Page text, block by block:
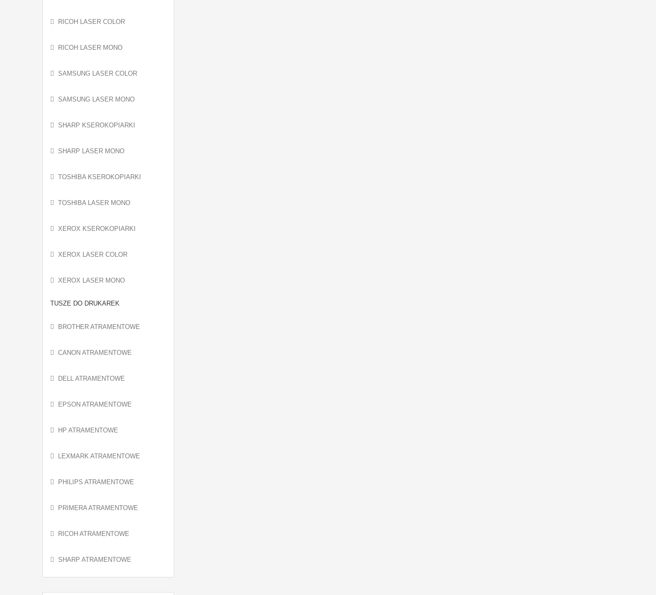
RICOH LASER COLOR
RICOH LASER MONO
SAMSUNG LASER COLOR
SAMSUNG LASER MONO
SHARP KSEROKOPIARKI
SHARP LASER MONO
TOSHIBA KSEROKOPIARKI
TOSHIBA LASER MONO
XEROX KSEROKOPIARKI
XEROX LASER COLOR
XEROX LASER MONO
TUSZE DO DRUKAREK
BROTHER ATRAMENTOWE
CANON ATRAMENTOWE
DELL ATRAMENTOWE
EPSON ATRAMENTOWE
HP ATRAMENTOWE
LEXMARK ATRAMENTOWE
PHILIPS ATRAMENTOWE
PRIMERA ATRAMENTOWE
RICOH ATRAMENTOWE
SHARP ATRAMENTOWE